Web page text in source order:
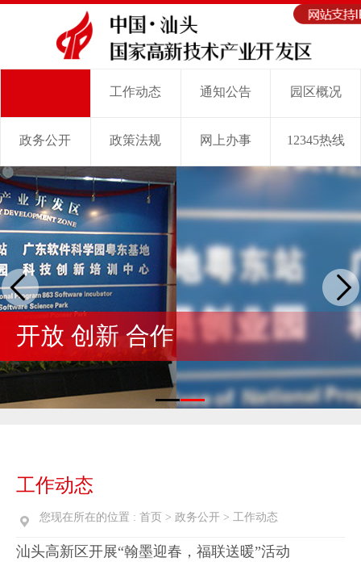
首 页
工作动态 通知公告 园区概况
政务公开 政策法规 网上办事 12345热线
开放 创新 合作
工作动态
您现在所在的位置 : 首页 > 政务公开 > 工作动态
汕头高新区开展“翰墨迎春，福联送暖”活动